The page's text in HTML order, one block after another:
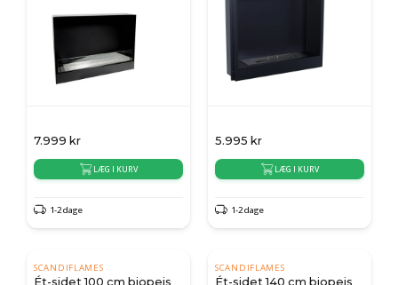
7.999 kr
LÆG I KURV
1-2 dage
5.995 kr
LÆG I KURV
1-2 dage
SCANDIFLAMES
Ét-sidet 100 cm biopejs
SCANDIFLAMES
Ét-sidet 140 cm biopejs